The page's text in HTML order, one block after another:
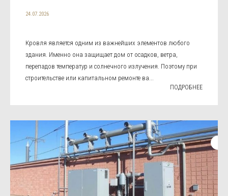
24.07.2026
Кровля является одним из важнейших элементов любого
здания. Именно она защищает дом от осадков, ветра,
перепадов температур и солнечного излучения. Поэтому при
строительстве или капитальном ремонте ва...
ПОДРОБНЕЕ